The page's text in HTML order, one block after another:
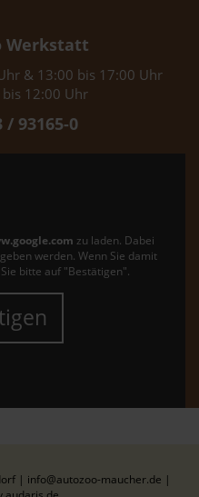
& 13:00 bis 17:00 Uhr
bis 12:00 Uhr
/ 93165-0
zu laden. Dabei
werden. Wenn Sie damit
bitte auf "Bestätigen".
| info@autozoo-maucher.de |